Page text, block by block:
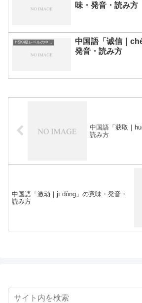
味・発音・読み方
中国語「诚信｜
発音・読み方
中国語「获取｜
読み方
中国語「激动｜jī dòng」の意味・発音・
読み方